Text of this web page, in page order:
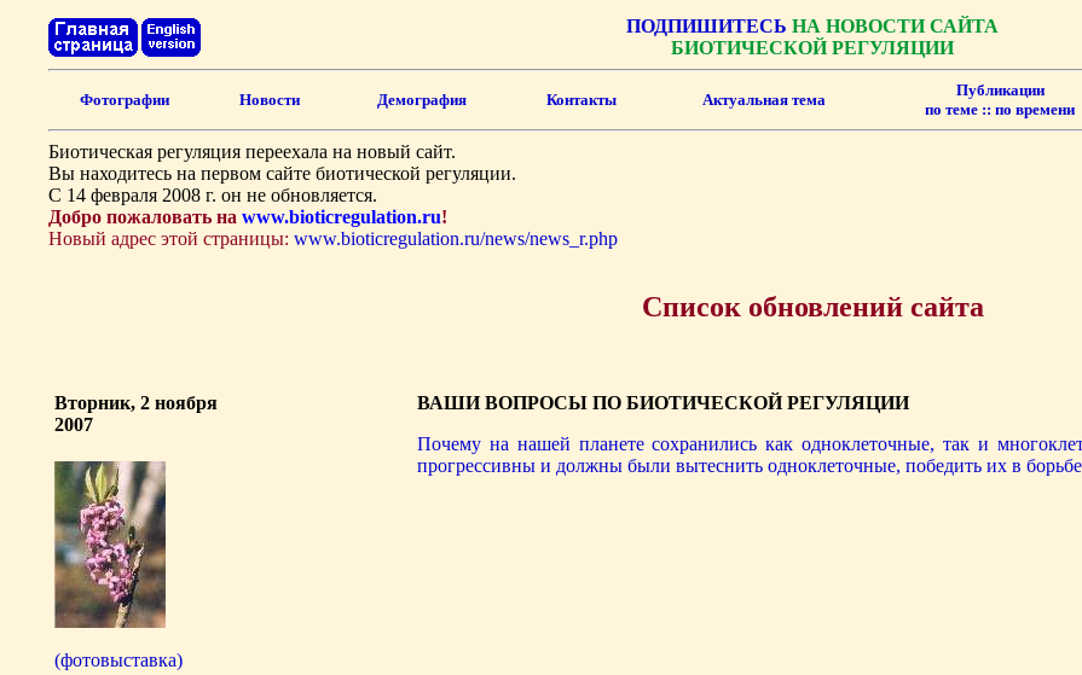
ПОДПИШИТЕСЬ НА НОВОСТИ САЙТА
БИОТИЧЕСКОЙ РЕГУЛЯЦИИ
Фотографии Новости Демография Контакты Актуальная тема
Публикации
по теме :: по времени
Биотическая регуляция переехала на новый сайт.
Вы находитесь на первом сайте биотической регуляции.
С 14 февраля 2008 г. он не обновляется.
Добро пожаловать на www.bioticregulation.ru!
Новый адрес этой страницы: www.bioticregulation.ru/news/news_r.php
Список обновлений сайта
Вторник, 2 ноября
2007
(фотовыставка)
ВАШИ ВОПРОСЫ ПО БИОТИЧЕСКОЙ РЕГУЛЯЦИИ
Почему на нашей планете сохранились как одноклеточные, так и
прогрессивны и должны были вытеснить одноклеточные, победить их в борьбе